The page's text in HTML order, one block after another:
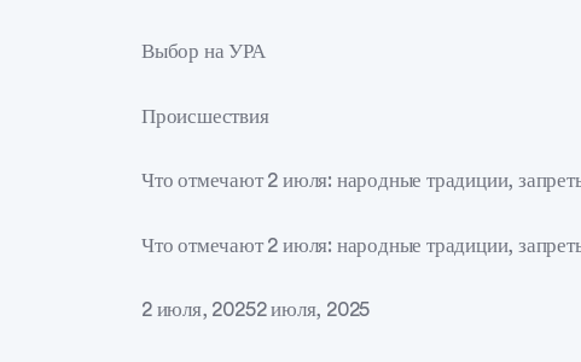
Выбор на УРА
Происшествия
Что отмечают 2 июля: народные традиции,
Что отмечают 2 июля: народные традиции,
2 июля, 20252 июля, 2025